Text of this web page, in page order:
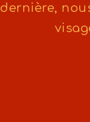
dernière,